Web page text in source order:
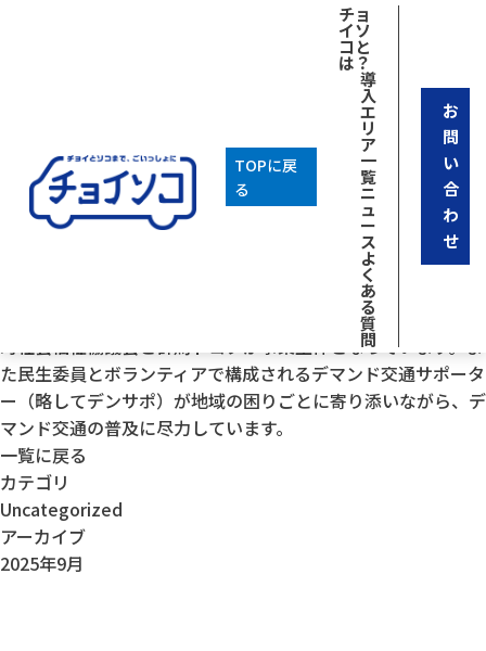
TOPに戻
る
チョ
イソ
コと
は？
導
入
エ
リ
ア
一
覧
ニ
ュ
ー
ス
よ
く
あ
る
質
問
お
問
い
合
わ
せ
2026年01月21日
チョイソコめいわ
群馬県邑楽郡明和町で運行。2020年4月から無償で試験運行開
明和町は東西に長く、町の中心部にある目的地への移動手段が
限定されており、外出がままならない高齢者が多数存在。明和
町社会福祉協議会と群馬トヨタが事業主体となっています。ま
た民生委員とボランティアで構成されるデマンド交通サポータ
ー（略してデンサポ）が地域の困りごとに寄り添いながら、デ
マンド交通の普及に尽力しています。
一覧に戻る
カテゴリ
Uncategorized
アーカイブ
2025年9月